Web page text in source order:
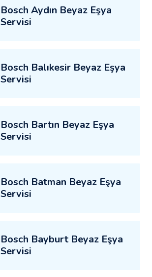
Bosch Aydın Beyaz Eşya
Servisi
Bosch Balıkesir Beyaz Eşya
Servisi
Bosch Bartın Beyaz Eşya
Servisi
Bosch Batman Beyaz Eşya
Servisi
Bosch Bayburt Beyaz Eşya
Servisi